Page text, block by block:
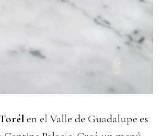
en el Valle de Guadalupe es